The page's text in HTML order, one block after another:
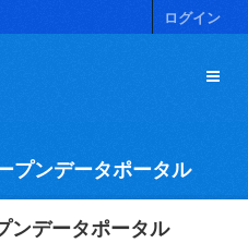
ログイン
プンデータポータル
ンデータポータル